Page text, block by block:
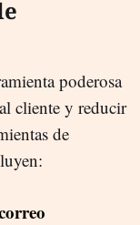
poderosa
cliente y reducir
de